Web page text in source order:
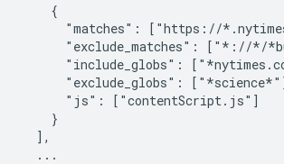
    {
"matches": ["https://
"exclude_matches": ["*://*/
"include_globs":
"exclude_globs":
      "js": ["contentScript.js"]
    }
  ],
  ...